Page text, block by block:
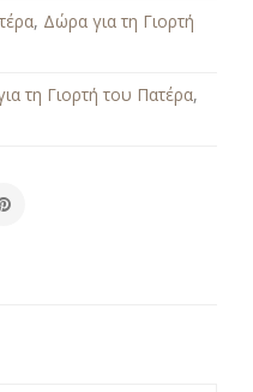
, Δώρα για τη Γιορτή
τη Γιορτή του Πατέρα,